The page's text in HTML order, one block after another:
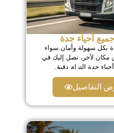
أحياء جدة
بكل سهولة وأمان.سواء
مكان لآخر، نصل إليك في
جدة التزام دقيق
للأفراد والشركات
التفاصيل